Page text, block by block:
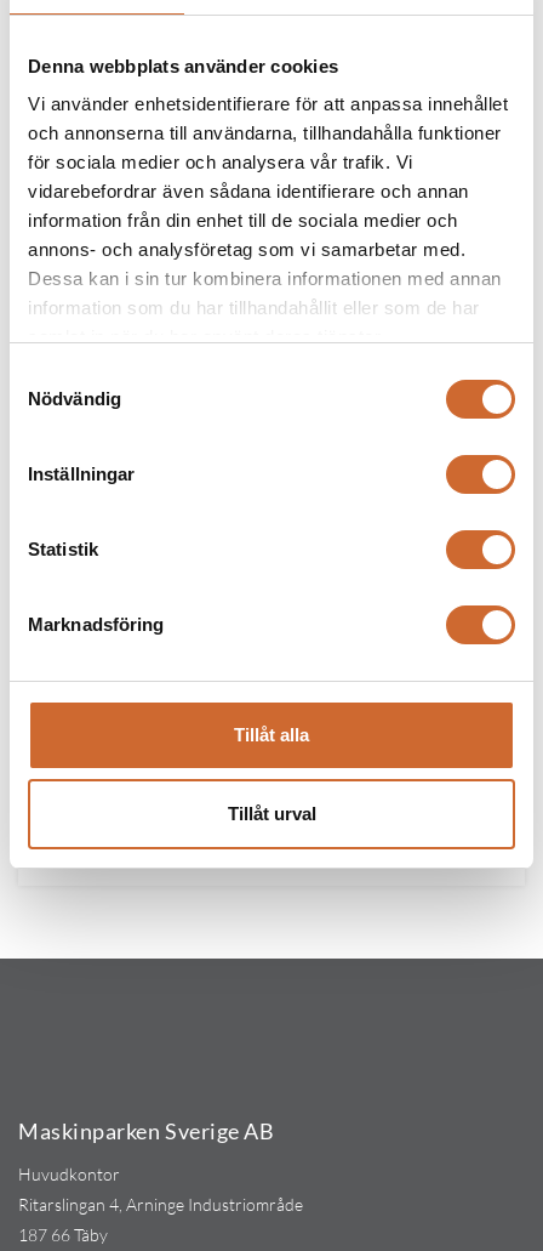
Denna webbplats använder cookies
Vi använder enhetsidentifierare för att anpassa innehållet
och annonserna till användarna, tillhandahålla funktioner
för sociala medier och analysera vår trafik. Vi
vidarebefordrar även sådana identifierare och annan
information från din enhet till de sociala medier och
annons- och analysföretag som vi samarbetar med.
Dessa kan i sin tur kombinera informationen med annan
information som du har tillhandahållit eller som de har
Nödvändig
Inställningar
Statistik
Marknadsföring
Tillåt alla
Tillåt urval
Ariens Zenith E 52"
Ariens Zenith E 60"
Maskinparken Sverige AB
Huvudkontor
Ritarslingan 4, Arninge Industriområde
187 66 Täby